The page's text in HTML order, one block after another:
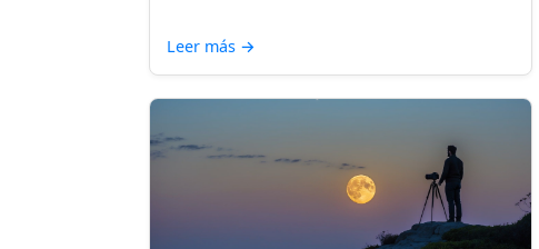
Leer más →